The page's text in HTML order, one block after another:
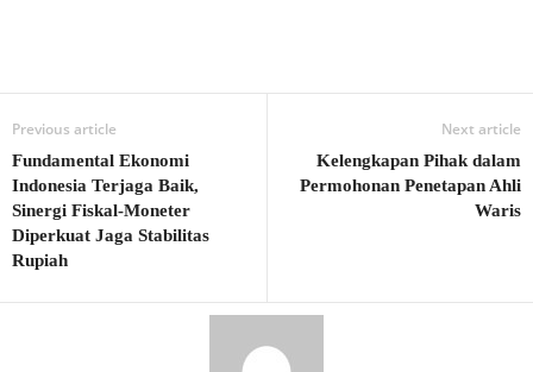
Previous article
Fundamental Ekonomi
Indonesia Terjaga Baik,
Sinergi Fiskal-Moneter
Diperkuat Jaga Stabilitas
Rupiah
Next article
Kelengkapan Pihak dalam
Permohonan Penetapan Ahli
Waris